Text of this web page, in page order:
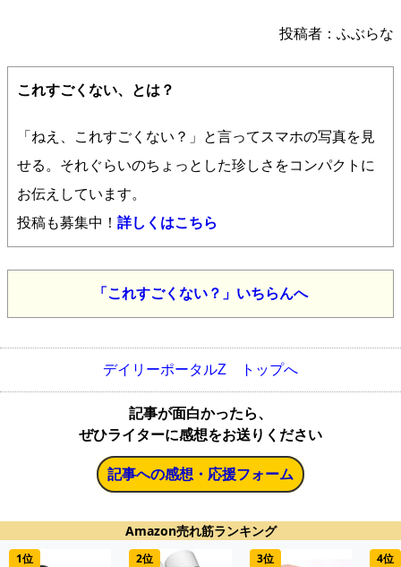
投稿者：ふぶらな
これすごくない、とは？
「ねえ、これすごくない？」と言ってスマホの写真を見
せる。それぐらいのちょっとした珍しさをコンパクトに
お伝えしています。
投稿も募集中！ 詳しくはこちら
「これすごくない？」いちらんへ
デイリーポータルZ トップへ
記事が面白かったら、
ぜひライターに感想をお送りください
記事への感想・応援フォーム
Amazon売れ筋ランキング
1位 2位 3位 4位